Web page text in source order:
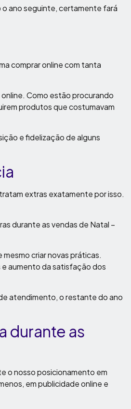
ano seguinte, certamente fará
comprar online com tanta
Como estão procurando
produtos que costumavam
e fidelização de alguns
extras exatamente por isso.
durante as vendas de Natal –
criar novas práticas.
aumento da satisfação dos
atendimento, o restante do ano
durante as
o nosso posicionamento em
em publicidade online e